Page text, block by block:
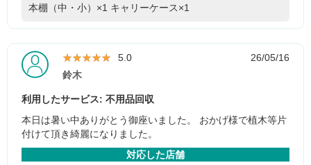
本棚（中・小）×1 キャリーケース×1
★★★★★
★★★★★ 5.0
26/05/16
鈴木
利用したサービス: 不用品回収
本日は暑い中ありがとう御座いました。 おかげ様で植木等片
付けて頂き綺麗になりました。
対応した店舗